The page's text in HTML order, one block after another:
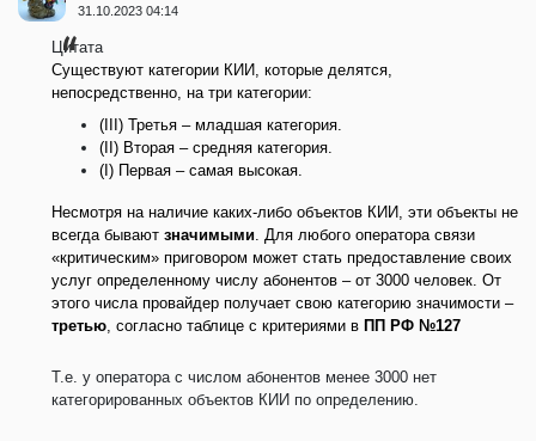
31.10.2023 04:14
Цитата
Существуют категории КИИ, которые делятся,
непосредственно, на три категории:
(III) Третья – младшая категория.
(II) Вторая – средняя категория.
(I) Первая – самая высокая.
Несмотря на наличие каких-либо объектов КИИ, эти объекты не
всегда бывают значимыми. Для любого оператора связи
«критическим» приговором может стать предоставление своих
услуг определенному числу абонентов – от 3000 человек. От
этого числа провайдер получает свою категорию значимости –
третью, согласно таблице с критериями в ПП РФ №127
Т.е. у оператора с числом абонентов менее 3000 нет
категорированных объектов КИИ по определению.